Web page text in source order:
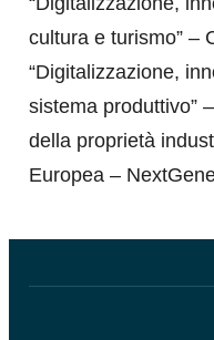
cultura e turismo” –
“Digitalizzazione,
sistema produttivo”
della proprietà
Europea –